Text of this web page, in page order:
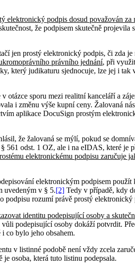
podpis dosud považován za
že podpisem skutečně
jen prostý elektronický podpis, či zda
právního jednání, při
který judikaturu sjednocuje, lze jej i
otázce sporu mezi realitní kanceláří a
i změnu výše kupní ceny. Žalovaná
aplikace DocuSign prostým
že žalovaná se mýlí, pokud se
561 odst. 1 OZ, ale i na eIDAS, které
elektronickému podpisu zaručuje
elektronickým podpisem
uvedeným v § 5.[2] Tedy v případě, kdy
podpisu rozumí právě prostý
identitu podepisující osoby a
podepisující osoby dokáží potvrdit.
co bylo jeho obsahem.
v listinné podobě není vždy zcela
osoba, která tuto listinu podepsala.